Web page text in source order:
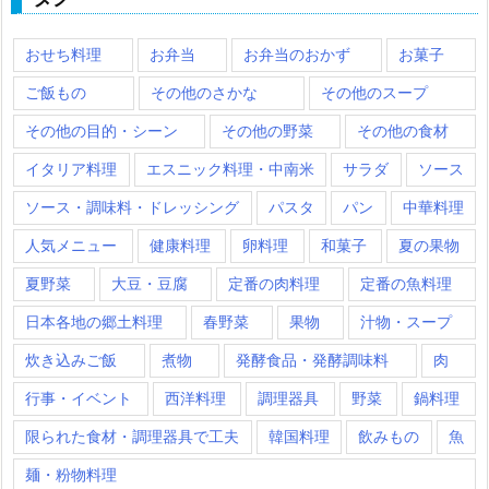
おせち料理 お弁当 お弁当のおかず お菓子
ご飯もの その他のさかな その他のスープ
その他の目的・シーン その他の野菜 その他の食材
イタリア料理 エスニック料理・中南米 サラダ ソース
ソース・調味料・ドレッシング パスタ パン 中華料理
人気メニュー 健康料理 卵料理 和菓子 夏の果物
夏野菜 大豆・豆腐 定番の肉料理 定番の魚料理
日本各地の郷土料理 春野菜 果物 汁物・スープ
炊き込みご飯 煮物 発酵食品・発酵調味料 肉
行事・イベント 西洋料理 調理器具 野菜 鍋料理
限られた食材・調理器具で工夫 韓国料理 飲みもの 魚
麺・粉物料理